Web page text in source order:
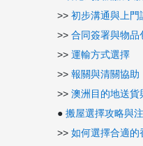
>> 初步溝通與上門
>> 合同簽署與物品
>> 運輸方式選擇
>> 報關與清關協助
>> 澳洲目的地送貨
● 搬屋選擇攻略與
>> 如何選擇合適的